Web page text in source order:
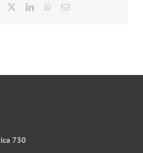
Facebook LinkedInWhatsApp
Email
730